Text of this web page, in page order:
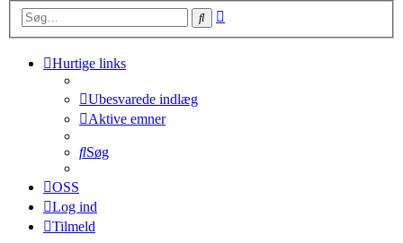
Søg
Hurtige links
Ubesvarede indlæg
Aktive emner
Søg
OSS
Log ind
Tilmeld